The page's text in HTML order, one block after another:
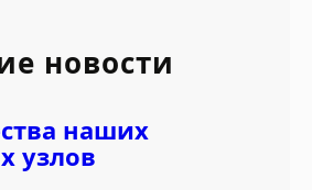
новости
наших
узлов